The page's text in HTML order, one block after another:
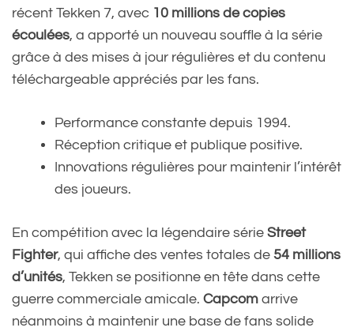
récent Tekken 7, avec 10 millions de copies
écoulées, a apporté un nouveau souffle à la série
grâce à des mises à jour régulières et du contenu
téléchargeable appréciés par les fans.
Performance constante depuis 1994.
Réception critique et publique positive.
Innovations régulières pour maintenir l’intérêt
des joueurs.
En compétition avec la légendaire série Street
Fighter, qui affiche des ventes totales de 54 millions
d’unités, Tekken se positionne en tête dans cette
guerre commerciale amicale. Capcom arrive
néanmoins à maintenir une base de fans solide